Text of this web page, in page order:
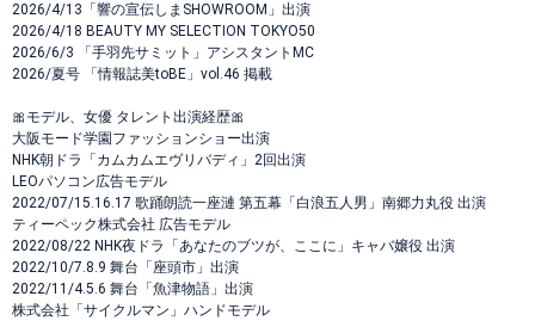
2026/4/13「響の宣伝しまSHOWROOM」出演
2026/4/18 BEAUTY MY SELECTION TOKYO50
2026/6/3 「手羽先サミット」アシスタントMC
2026/夏号 「情報誌美toBE」vol.46 掲載
🎀モデル、女優 タレント出演経歴🎀
大阪モード学園ファッションショー出演
NHK朝ドラ「カムカムエヴリバディ」2回出演
LEOパソコン広告モデル
2022/07/15.16.17 歌踊朗読一座漣 第五幕「白浪五人男」南郷力丸役 出演
ティーペック株式会社 広告モデル
2022/08/22 NHK夜ドラ「あなたのブツが、ここに」キャバ嬢役 出演
2022/10/7.8.9 舞台「座頭市」出演
2022/11/4.5.6 舞台「魚津物語」出演
株式会社「サイクルマン」ハンドモデル